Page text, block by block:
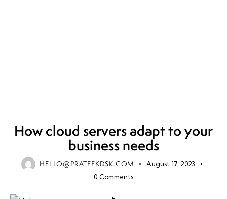
How cloud servers adapt to your
business needs
HELLO@PRATEEKDSK.COM
August 17, 2023
0 Comments